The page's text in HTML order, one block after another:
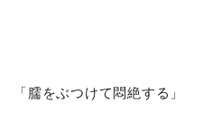
「臑をぶつけて悶絶する」